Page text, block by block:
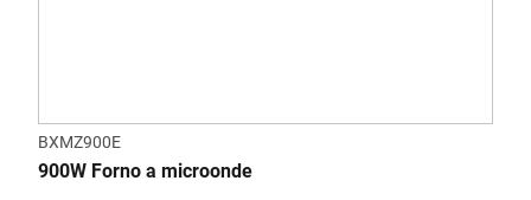
BXMZ900E
900W Forno a microonde